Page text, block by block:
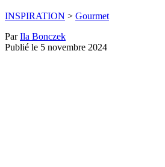
INSPIRATION > Gourmet
ParIla Bonczek
Publié le 5 novembre 2024